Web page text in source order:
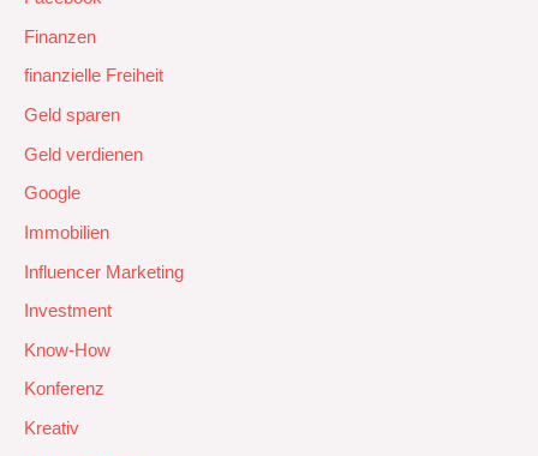
Finanzen
finanzielle Freiheit
Geld sparen
Geld verdienen
Google
Immobilien
Influencer Marketing
Investment
Know-How
Konferenz
Kreativ